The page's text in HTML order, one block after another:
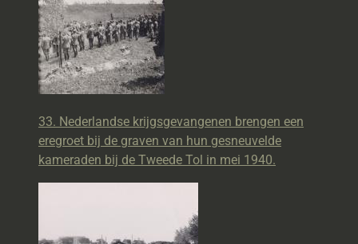
33. Nederlandse krijgsgevangenen brengen een
eregroet bij de graven van hun gesneuvelde
kameraden bij de Tweede Tol in mei 1940.